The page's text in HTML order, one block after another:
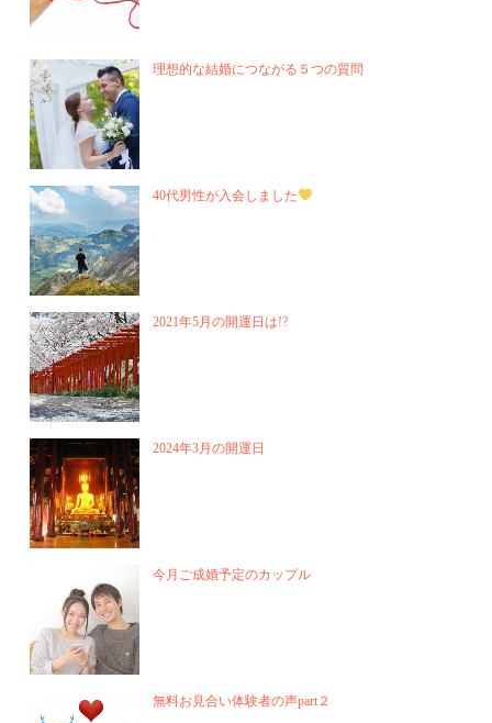
理想的な結婚につながる５つの質問
40代男性が入会しました
2021年5月の開運日は!?
2024年3月の開運日
今月ご成婚予定のカップル
無料お見合い体験者の声part２